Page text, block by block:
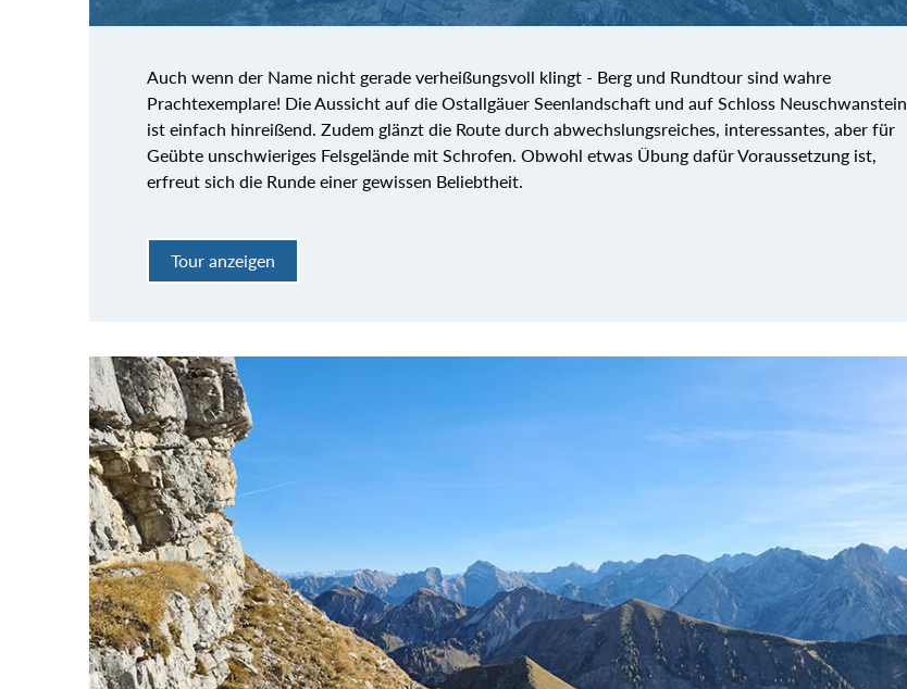
Auch wenn der Name nicht gerade verheißungsvoll klingt - Berg und Rundtour sind wahre
Prachtexemplare! Die Aussicht auf die Ostallgäuer Seenlandschaft und auf Schloss Neuschwanstein
ist einfach hinreißend. Zudem glänzt die Route durch abwechslungsreiches, interessantes, aber für
Geübte unschwieriges Felsgelände mit Schrofen. Obwohl etwas Übung dafür Voraussetzung ist,
erfreut sich die Runde einer gewissen Beliebtheit.
Tour anzeigen